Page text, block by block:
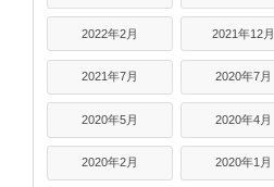
2022年2月 2021年12月
2021年7月 2020年7月
2020年5月 2020年4月
2020年2月 2020年1月